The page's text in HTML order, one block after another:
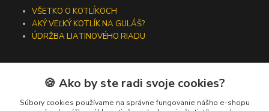
VŠETKO O KOTLÍKOCH
AKÝ VEĽKÝ KOTLÍK NA GULÁŠ?
ÚDRŽBA LIATINOVÉHO RIADU
Kontakty
🍪 Ako by ste radi svoje cookies?
Súbory cookies používame na správne fungovanie nášho e-shopu